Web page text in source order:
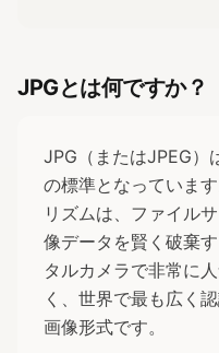
JPGとは何ですか？
JPG（またはJPEG）
の標準となっていま
リズムは、ファイル
像データを賢く破棄
タルカメラで非常に
く、世界で最も広く
画像形式です。